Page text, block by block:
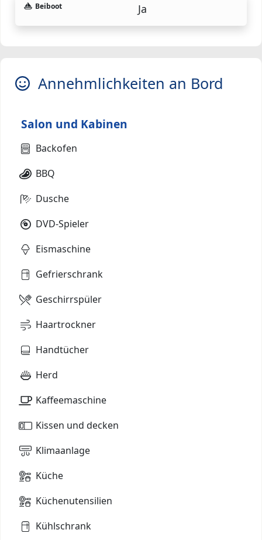
Beiboot Ja
Annehmlichkeiten an Bord
Salon und Kabinen
Backofen
BBQ
Dusche
DVD-Spieler
Eismaschine
Gefrierschrank
Geschirrspüler
Haartrockner
Handtücher
Herd
Kaffeemaschine
Kissen und decken
Klimaanlage
Küche
Küchenutensilien
Kühlschrank